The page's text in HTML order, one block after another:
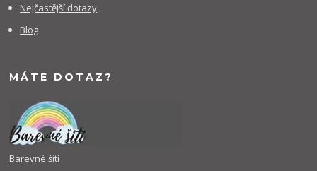
Nejčastější dotazy
Blog
MÁTE DOTAZ?
Barevné šití